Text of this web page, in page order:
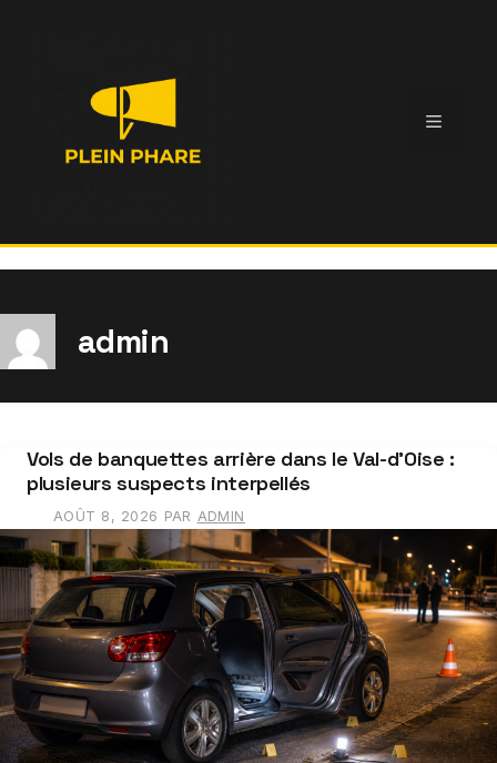
Menu
admin
Vols de banquettes arrière dans le Val-d’Oise :
plusieurs suspects interpellés
AOÛT 8, 2026 PAR ADMIN